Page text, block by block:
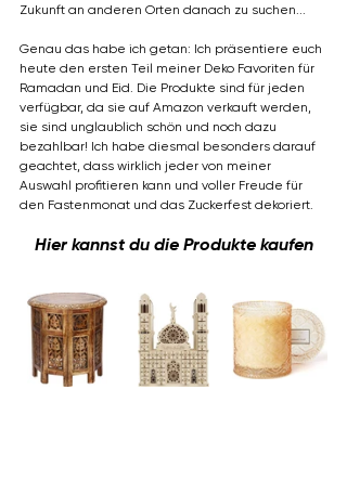
Zukunft an anderen Orten danach zu suchen...
Genau das habe ich getan: Ich präsentiere euch
heute den ersten Teil meiner Deko Favoriten für
Ramadan und Eid. Die Produkte sind für jeden
verfügbar, da sie auf Amazon verkauft werden,
sie sind unglaublich schön und noch dazu
bezahlbar! Ich habe diesmal besonders darauf
geachtet, dass wirklich jeder von meiner
Auswahl profitieren kann und voller Freude für
den Fastenmonat und das Zuckerfest dekoriert.
Hier kannst du die Produkte kaufen